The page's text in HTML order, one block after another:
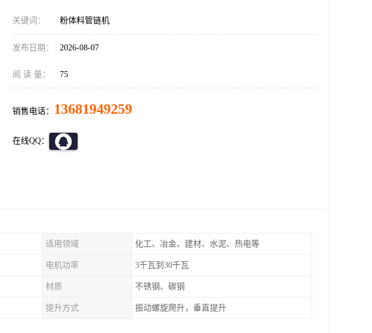
关键词： 粉体料管链机
发布日期： 2026-08-07
阅 读 量： 75
销售电话： 13681949259
在线QQ：
适用领域 化工、冶金、建材、水泥、热电等
电机功率 3千瓦到30千瓦
材质 不锈钢、碳钢
提升方式 振动螺旋爬升，垂直提升